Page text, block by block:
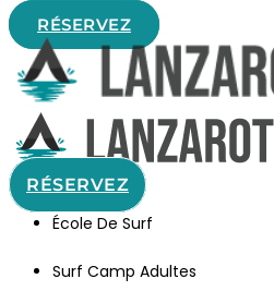
RÉSERVEZ
RÉSERVEZ
École De Surf
Surf Camp Adultes